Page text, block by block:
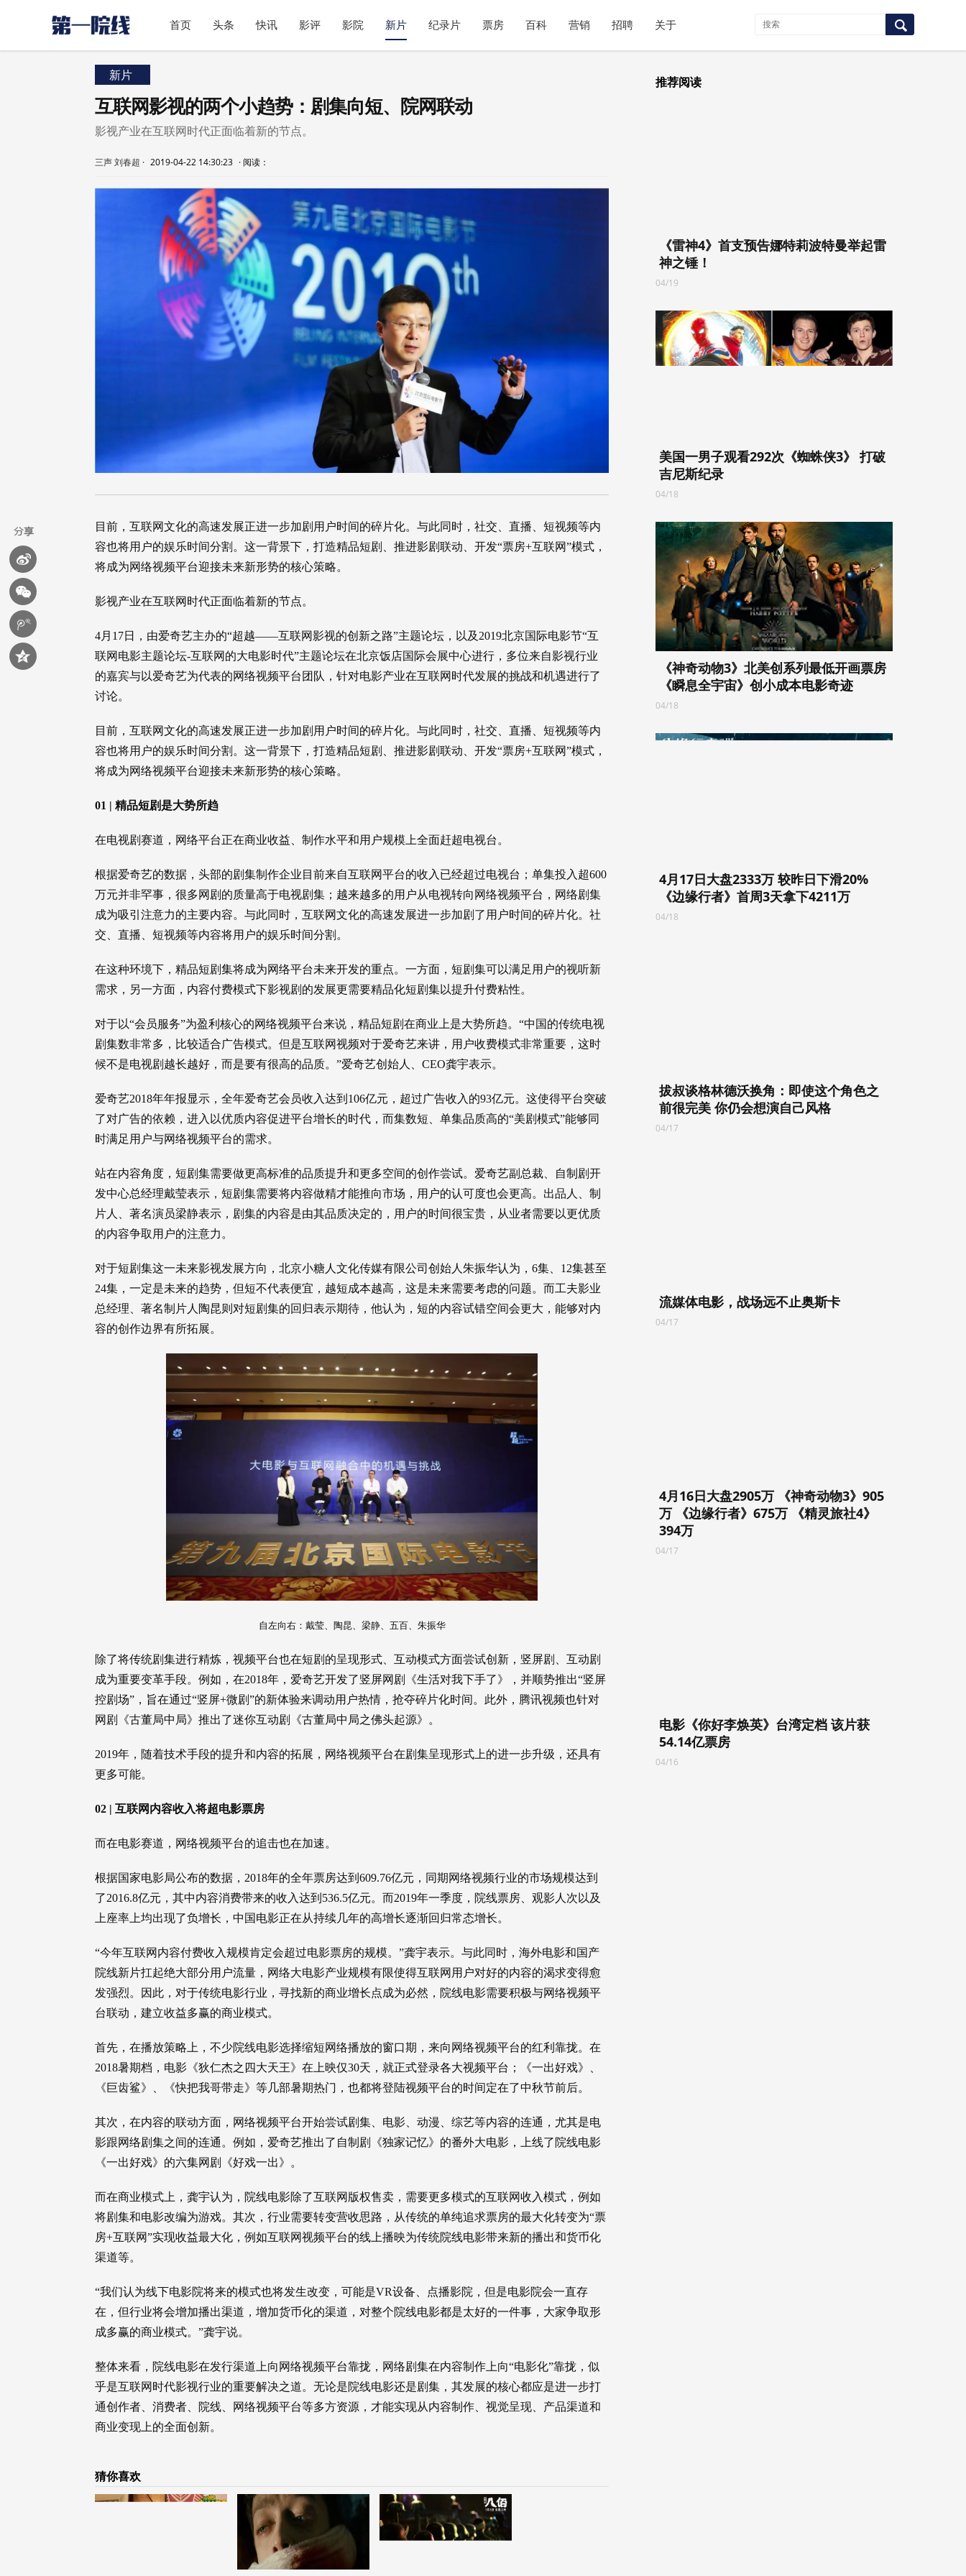
首页 头条 快讯 影评 影院 新片 纪录片 票房 百科 营销 招聘 关于
新片
互联网影视的两个小趋势：剧集向短、院网联动
影视产业在互联网时代正面临着新的节点。
三声 刘春超 · 2019-04-22 14:30:23 ·阅读：
目前，互联网文化的高速发展正进一步加剧用户时间的碎片化。与此同时，社交、直播、短视频等内
容也将用户的娱乐时间分割。这一背景下，打造精品短剧、推进影剧联动、开发“票房+互联网”模式，
将成为网络视频平台迎接未来新形势的核心策略。
影视产业在互联网时代正面临着新的节点。
4月17日，由爱奇艺主办的“超越——互联网影视的创新之路”主题论坛，以及2019北京国际电影节“互
联网电影主题论坛-互联网的大电影时代”主题论坛在北京饭店国际会展中心进行，多位来自影视行业
的嘉宾与以爱奇艺为代表的网络视频平台团队，针对电影产业在互联网时代发展的挑战和机遇进行了
讨论。
目前，互联网文化的高速发展正进一步加剧用户时间的碎片化。与此同时，社交、直播、短视频等内
容也将用户的娱乐时间分割。这一背景下，打造精品短剧、推进影剧联动、开发“票房+互联网”模式，
将成为网络视频平台迎接未来新形势的核心策略。
01 | 精品短剧是大势所趋
在电视剧赛道，网络平台正在商业收益、制作水平和用户规模上全面赶超电视台。
根据爱奇艺的数据，头部的剧集制作企业目前来自互联网平台的收入已经超过电视台；单集投入超600
万元并非罕事，很多网剧的质量高于电视剧集；越来越多的用户从电视转向网络视频平台，网络剧集
成为吸引注意力的主要内容。与此同时，互联网文化的高速发展进一步加剧了用户时间的碎片化。社
交、直播、短视频等内容将用户的娱乐时间分割。
在这种环境下，精品短剧集将成为网络平台未来开发的重点。一方面，短剧集可以满足用户的视听新
需求，另一方面，内容付费模式下影视剧的发展更需要精品化短剧集以提升付费粘性。
对于以“会员服务”为盈利核心的网络视频平台来说，精品短剧在商业上是大势所趋。“中国的传统电视
剧集数非常多，比较适合广告模式。但是互联网视频对于爱奇艺来讲，用户收费模式非常重要，这时
候不是电视剧越长越好，而是要有很高的品质。”爱奇艺创始人、CEO龚宇表示。
爱奇艺2018年年报显示，全年爱奇艺会员收入达到106亿元，超过广告收入的93亿元。这使得平台突破
了对广告的依赖，进入以优质内容促进平台增长的时代，而集数短、单集品质高的“美剧模式”能够同
时满足用户与网络视频平台的需求。
站在内容角度，短剧集需要做更高标准的品质提升和更多空间的创作尝试。爱奇艺副总裁、自制剧开
发中心总经理戴莹表示，短剧集需要将内容做精才能推向市场，用户的认可度也会更高。出品人、制
片人、著名演员梁静表示，剧集的内容是由其品质决定的，用户的时间很宝贵，从业者需要以更优质
的内容争取用户的注意力。
对于短剧集这一未来影视发展方向，北京小糖人文化传媒有限公司创始人朱振华认为，6集、12集甚至
24集，一定是未来的趋势，但短不代表便宜，越短成本越高，这是未来需要考虑的问题。而工夫影业
总经理、著名制片人陶昆则对短剧集的回归表示期待，他认为，短的内容试错空间会更大，能够对内
容的创作边界有所拓展。
自左向右：戴莹、陶昆、梁静、五百、朱振华
除了将传统剧集进行精炼，视频平台也在短剧的呈现形式、互动模式方面尝试创新，竖屏剧、互动剧
成为重要变革手段。例如，在2018年，爱奇艺开发了竖屏网剧《生活对我下手了》，并顺势推出“竖屏
控剧场”，旨在通过“竖屏+微剧”的新体验来调动用户热情，抢夺碎片化时间。此外，腾讯视频也针对
网剧《古董局中局》推出了迷你互动剧《古董局中局之佛头起源》。
2019年，随着技术手段的提升和内容的拓展，网络视频平台在剧集呈现形式上的进一步升级，还具有
更多可能。
02 | 互联网内容收入将超电影票房
而在电影赛道，网络视频平台的追击也在加速。
根据国家电影局公布的数据，2018年的全年票房达到609.76亿元，同期网络视频行业的市场规模达到
了2016.8亿元，其中内容消费带来的收入达到536.5亿元。而2019年一季度，院线票房、观影人次以及
上座率上均出现了负增长，中国电影正在从持续几年的高增长逐渐回归常态增长。
“今年互联网内容付费收入规模肯定会超过电影票房的规模。”龚宇表示。与此同时，海外电影和国产
院线新片扛起绝大部分用户流量，网络大电影产业规模有限使得互联网用户对好的内容的渴求变得愈
发强烈。因此，对于传统电影行业，寻找新的商业增长点成为必然，院线电影需要积极与网络视频平
台联动，建立收益多赢的商业模式。
首先，在播放策略上，不少院线电影选择缩短网络播放的窗口期，来向网络视频平台的红利靠拢。在
2018暑期档，电影《狄仁杰之四大天王》在上映仅30天，就正式登录各大视频平台；《一出好戏》、
《巨齿鲨》、《快把我哥带走》等几部暑期热门，也都将登陆视频平台的时间定在了中秋节前后。
其次，在内容的联动方面，网络视频平台开始尝试剧集、电影、动漫、综艺等内容的连通，尤其是电
影跟网络剧集之间的连通。例如，爱奇艺推出了自制剧《独家记忆》的番外大电影，上线了院线电影
《一出好戏》的六集网剧《好戏一出》。
而在商业模式上，龚宇认为，院线电影除了互联网版权售卖，需要更多模式的互联网收入模式，例如
将剧集和电影改编为游戏。其次，行业需要转变营收思路，从传统的单纯追求票房的最大化转变为“票
房+互联网”实现收益最大化，例如互联网视频平台的线上播映为传统院线电影带来新的播出和货币化
渠道等。
“我们认为线下电影院将来的模式也将发生改变，可能是VR设备、点播影院，但是电影院会一直存
在，但行业将会增加播出渠道，增加货币化的渠道，对整个院线电影都是太好的一件事，大家争取形
成多赢的商业模式。”龚宇说。
整体来看，院线电影在发行渠道上向网络视频平台靠拢，网络剧集在内容制作上向“电影化”靠拢，似
乎是互联网时代影视行业的重要解决之道。无论是院线电影还是剧集，其发展的核心都应是进一步打
通创作者、消费者、院线、网络视频平台等多方资源，才能实现从内容制作、视觉呈现、产品渠道和
商业变现上的全面创新。
猜你喜欢
推荐阅读
《雷神4》首支预告娜特莉波特曼举起雷
神之锤！
04/19
美国一男子观看292次《蜘蛛侠3》 打破
吉尼斯纪录
04/18
《神奇动物3》北美创系列最低开画票房
《瞬息全宇宙》创小成本电影奇迹
04/18
4月17日大盘2333万 较昨日下滑20%
《边缘行者》首周3天拿下4211万
04/18
拔叔谈格林德沃换角：即使这个角色之
前很完美 你仍会想演自己风格
04/17
流媒体电影，战场远不止奥斯卡
04/17
4月16日大盘2905万 《神奇动物3》905
万 《边缘行者》675万 《精灵旅社4》
394万
04/17
电影《你好李焕英》台湾定档 该片获
54.14亿票房
04/16